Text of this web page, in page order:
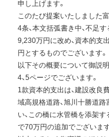
申し上げます。
このたび提案いたしました
4条、本文括弧書き中、不足
9,230万円に改め、資本的支
円とするものでございます。
以下その概要について御説
4、5ページでございます。
1款資本的支出は、建設改良
域高規格道路、旭川十勝道
い、この橋に水管橋を添架
で70万円の追加でございます